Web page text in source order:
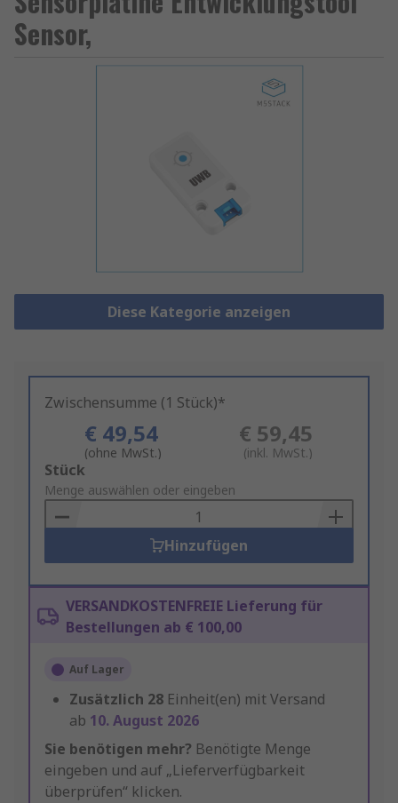
Sensor,
Diese Kategorie anzeigen
Zwischensumme (1 Stück)*
€ 49,54
(ohne MwSt.)
€ 59,45
(inkl. MwSt.)
Add
to
Basket
Stück
Menge auswählen oder eingeben
Hinzufügen
VERSANDKOSTENFREIE Lieferung für
Bestellungen ab € 100,00
Auf Lager
Zusätzlich 28 Einheit(en) mit Versand
ab 10. August 2026
Sie benötigen mehr? Benötigte Menge
eingeben und auf „Lieferverfügbarkeit
überprüfen“ klicken.